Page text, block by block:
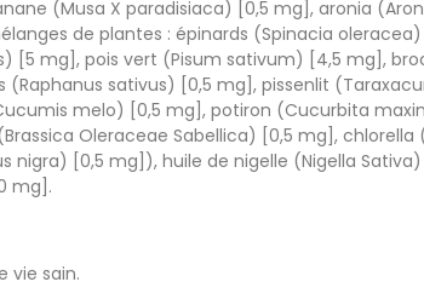
(Musa X paradisiaca) [0,5 mg], aronia
de plantes : épinards (Spinacia oleracea)
mg], pois vert (Pisum sativum) [4,5 mg],
sativus) [0,5 mg], pissenlit
melo) [0,5 mg], potiron (Cucurbita
Oleraceae Sabellica) [0,5 mg], chlorella
[0,5 mg]), huile de nigelle (Nigella
mg].
vie sain.